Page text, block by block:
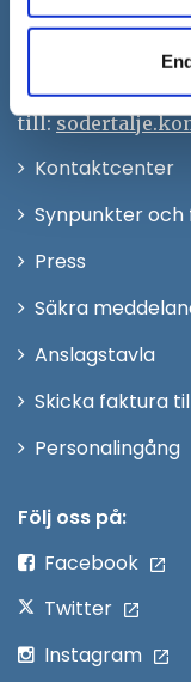
Org.nr.
Remisser,
kommun skickas
till:
Kontaktcenter
Synpunkter
Press
fönster
Säkra
Anslagstavla
Skicka faktura
Personalingång
Följ oss på:
Facebook
Twitter
Instagram